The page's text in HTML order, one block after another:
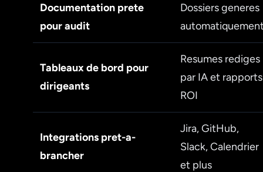
Documentation prete
pour audit
Dossiers generes
Tableaux de bord pour
dirigeants
Resumes rediges
par IA et rapports
ROI
Integrations pret-a-
brancher
Jira, GitHub,
Slack, Calendrier
et plus